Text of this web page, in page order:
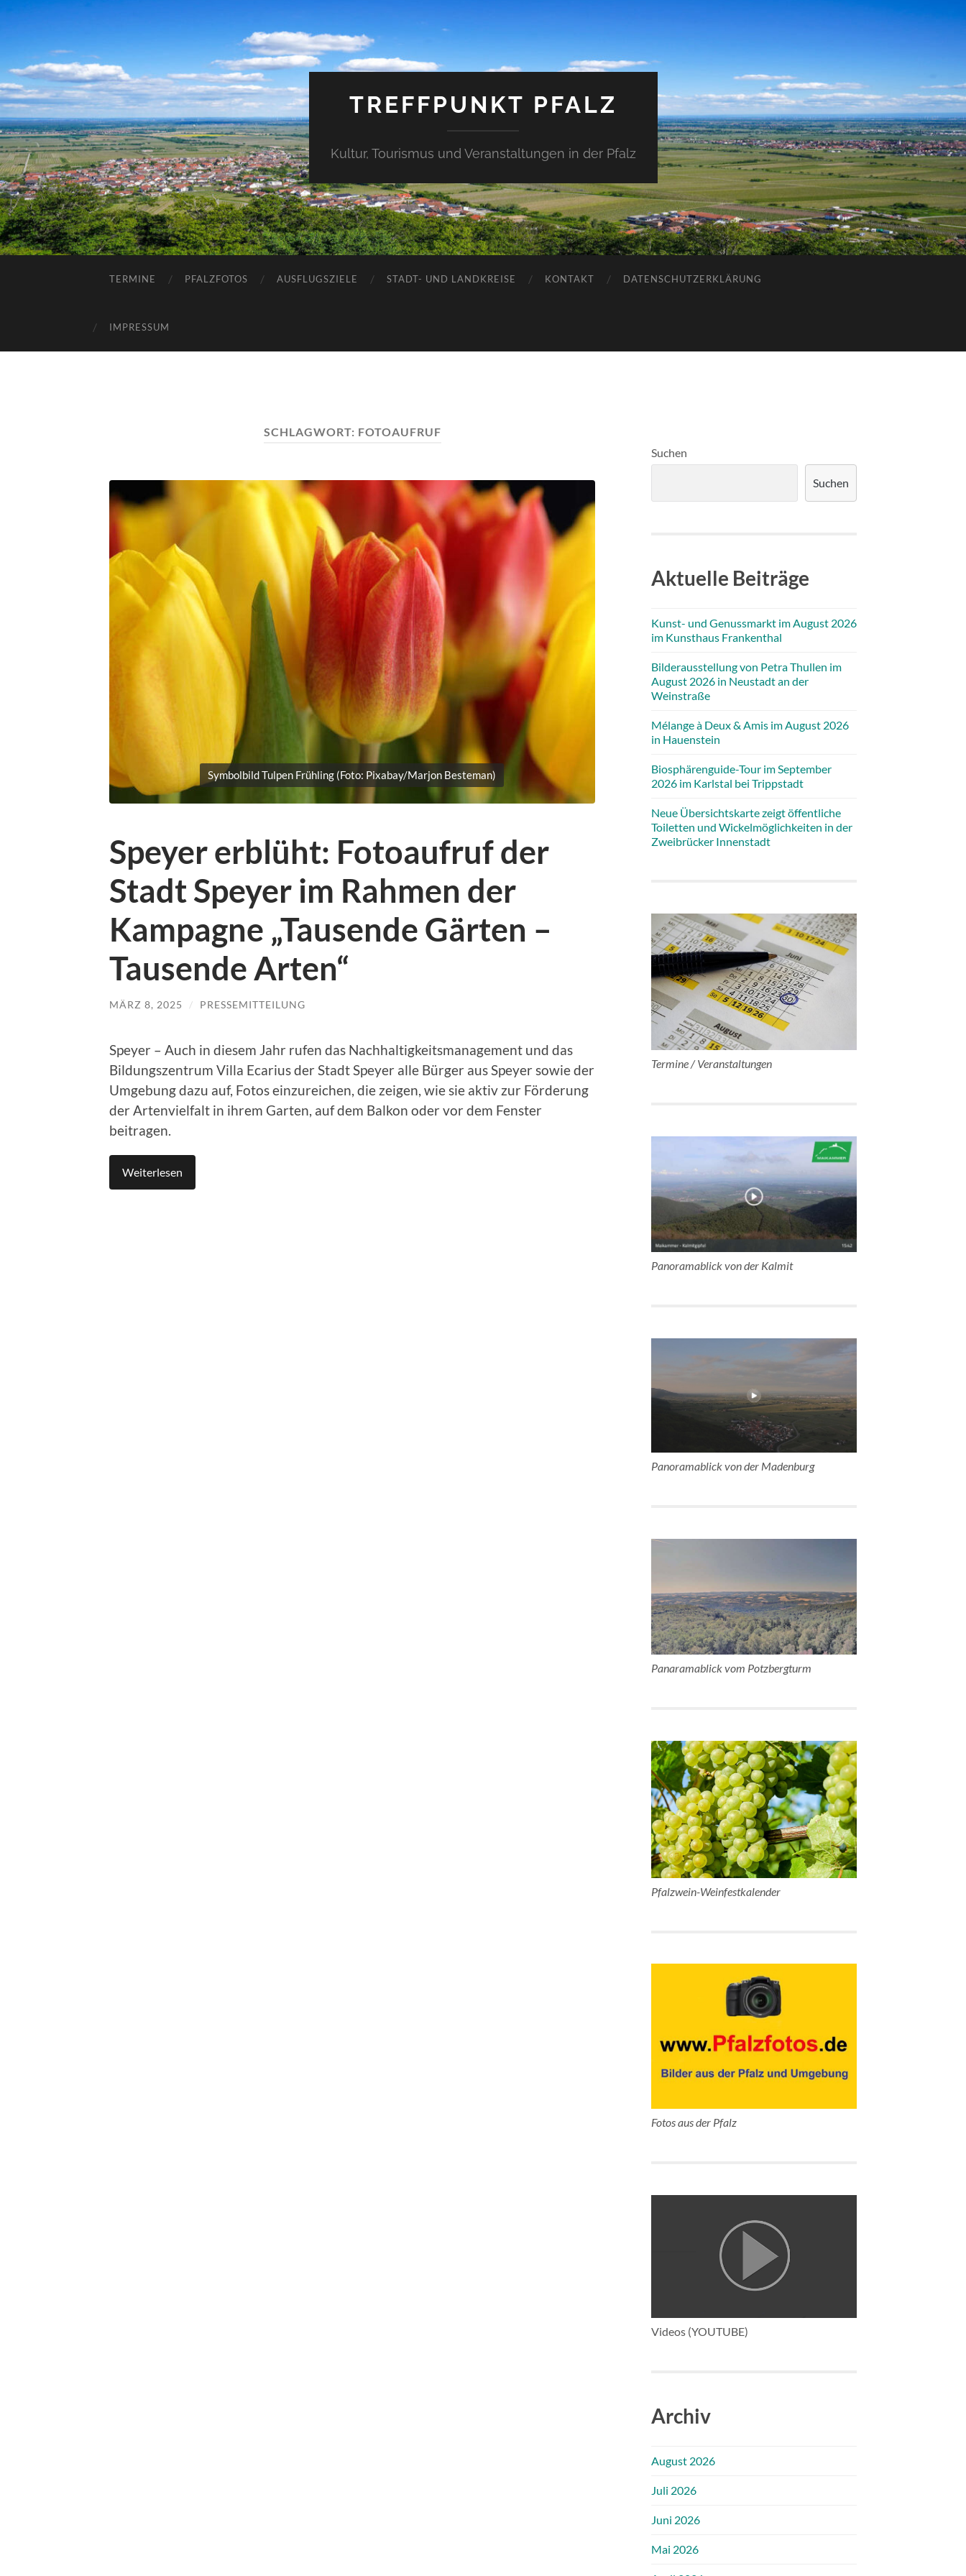
TREFFPUNKT PFALZ
Kultur, Tourismus und Veranstaltungen in der Pfalz
TERMINE PFALZFOTOS AUSFLUGSZIELE STADT- UND LANDKREISE KONTAKT DATENSCHUTZERKLÄRUNG
IMPRESSUM
SCHLAGWORT: FOTOAUFRUF
Symbolbild Tulpen Frühling (Foto: Pixabay/Marjon Besteman)
Speyer erblüht: Fotoaufruf der
Stadt Speyer im Rahmen der
Kampagne „Tausende Gärten –
Tausende Arten“
MÄRZ 8, 2025 / PRESSEMITTEILUNG
Speyer – Auch in diesem Jahr rufen das Nachhaltigkeitsmanagement und das
Bildungszentrum Villa Ecarius der Stadt Speyer alle Bürger aus Speyer sowie der
Umgebung dazu auf, Fotos einzureichen, die zeigen, wie sie aktiv zur Förderung
der Artenvielfalt in ihrem Garten, auf dem Balkon oder vor dem Fenster
beitragen.
Weiterlesen
Suchen
Suchen
Aktuelle Beiträge
Kunst- und Genussmarkt im August 2026
im Kunsthaus Frankenthal
Bilderausstellung von Petra Thullen im
August 2026 in Neustadt an der
Weinstraße
Mélange à Deux & Amis im August 2026
in Hauenstein
Biosphärenguide-Tour im September
2026 im Karlstal bei Trippstadt
Neue Übersichtskarte zeigt öffentliche
Toiletten und Wickelmöglichkeiten in der
Zweibrücker Innenstadt
Termine / Veranstaltungen
Panoramablick von der Kalmit
Panoramablick von der Madenburg
Panaramablick vom Potzbergturm
Pfalzwein-Weinfestkalender
Fotos aus der Pfalz
Videos (YOUTUBE)
Archiv
August 2026
Juli 2026
Juni 2026
Mai 2026